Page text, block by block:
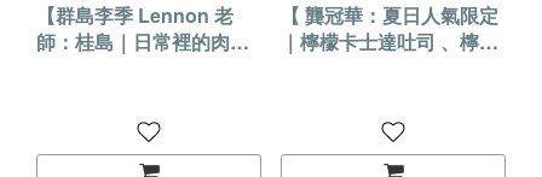
【群島李季 Lennon 老
師：桂島｜日常裡的肉桂
【 龔冠華：夏日人氣限定
｜檸檬卡士達吐司 、檸檬